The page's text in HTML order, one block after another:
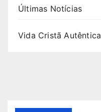
Últimas Notícias
Vida Cristã Autêntica